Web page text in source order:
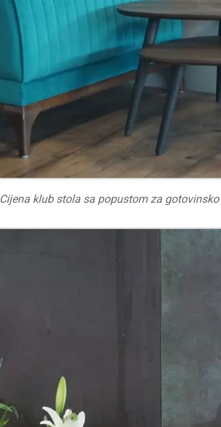
Cijena klub stola sa popustom za